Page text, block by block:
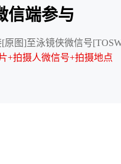
信端参与
原图]至泳镜侠微信号
+拍摄人微信号+拍摄地